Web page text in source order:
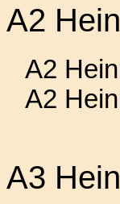
A2
A2
A2
A3